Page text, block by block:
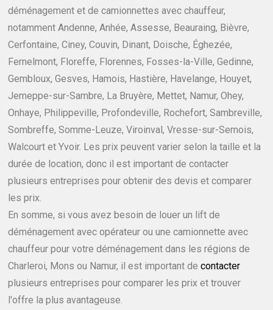
déménagement et de camionnettes avec chauffeur,
notamment Andenne, Anhée, Assesse, Beauraing, Bièvre,
Cerfontaine, Ciney, Couvin, Dinant, Doische, Éghezée,
Fernelmont, Floreffe, Florennes, Fosses-la-Ville, Gedinne,
Gembloux, Gesves, Hamois, Hastière, Havelange, Houyet,
Jemeppe-sur-Sambre, La Bruyère, Mettet, Namur, Ohey,
Onhaye, Philippeville, Profondeville, Rochefort, Sambreville,
Sombreffe, Somme-Leuze, Viroinval, Vresse-sur-Semois,
Walcourt et Yvoir. Les prix peuvent varier selon la taille et la
durée de location, donc il est important de contacter
plusieurs entreprises pour obtenir des devis et comparer
les prix.
En somme, si vous avez besoin de louer un lift de
déménagement avec opérateur ou une camionnette avec
chauffeur pour votre déménagement dans les régions de
Charleroi, Mons ou Namur, il est important de contacter
plusieurs entreprises pour comparer les prix et trouver
l'offre la plus avantageuse.